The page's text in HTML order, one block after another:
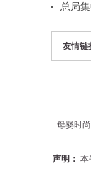
总局
友情链
母婴时
声明： 本